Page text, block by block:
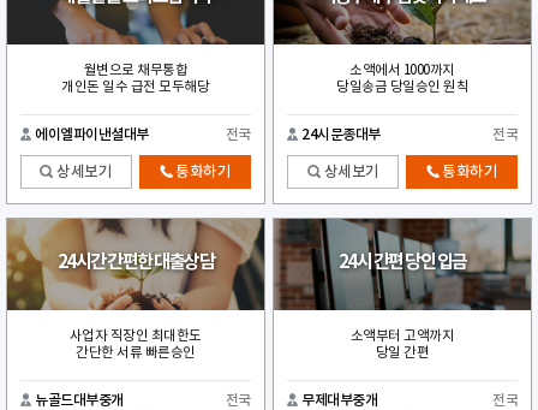
월변으로 채무통합
개인돈 일수 급전 모두해당
에이엘파이낸셜대부 전국
상세보기 통화하기
소액에서 1000까지
당일송금 당일승인 원칙
24시문종대부 전국
상세보기 통화하기
24시간 간편한 대출상담
사업자 직장인 최대한도
간단한 서류 빠른승인
뉴골드대부중개 전국
24시 간편 당인 입금
소액부터 고액까지
당일 간편
무제대부중개 전국